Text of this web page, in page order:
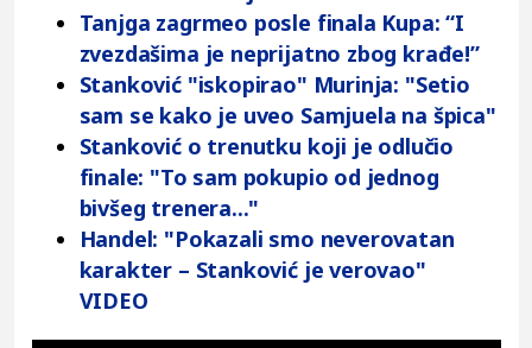
Tanjga zagrmeo posle finala Kupa: “I
zvezdašima je neprijatno zbog krađe!”
Stanković "iskopirao" Murinja: "Setio
sam se kako je uveo Samjuela na špica"
Stanković o trenutku koji je odlučio
finale: "To sam pokupio od jednog
bivšeg trenera..."
Handel: "Pokazali smo neverovatan
karakter – Stanković je verovao"
VIDEO